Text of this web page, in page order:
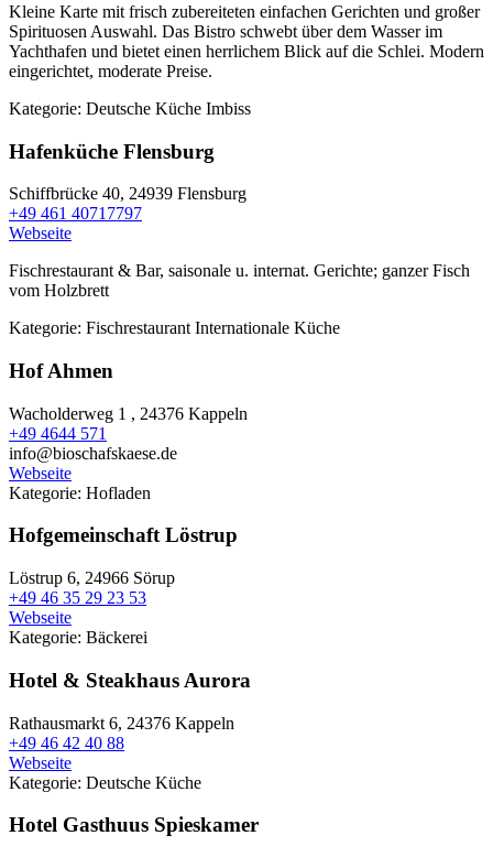
Kleine Karte mit frisch zubereiteten einfachen Gerichten und großer
Spirituosen Auswahl. Das Bistro schwebt über dem Wasser im
Yachthafen und bietet einen herrlichem Blick auf die Schlei. Modern
eingerichtet, moderate Preise.
Kategorie: Deutsche Küche Imbiss
Hafenküche Flensburg
Schiffbrücke 40, 24939 Flensburg
+49 461 40717797
Webseite
Fischrestaurant & Bar, saisonale u. internat. Gerichte; ganzer Fisch
vom Holzbrett
Kategorie: Fischrestaurant Internationale Küche
Hof Ahmen
Wacholderweg 1 , 24376 Kappeln
+49 4644 571
info@bioschafskaese.de
Webseite
Kategorie: Hofladen
Hofgemeinschaft Löstrup
Löstrup 6, 24966 Sörup
+49 46 35 29 23 53
Webseite
Kategorie: Bäckerei
Hotel & Steakhaus Aurora
Rathausmarkt 6, 24376 Kappeln
+49 46 42 40 88
Webseite
Kategorie: Deutsche Küche
Hotel Gasthuus Spieskamer